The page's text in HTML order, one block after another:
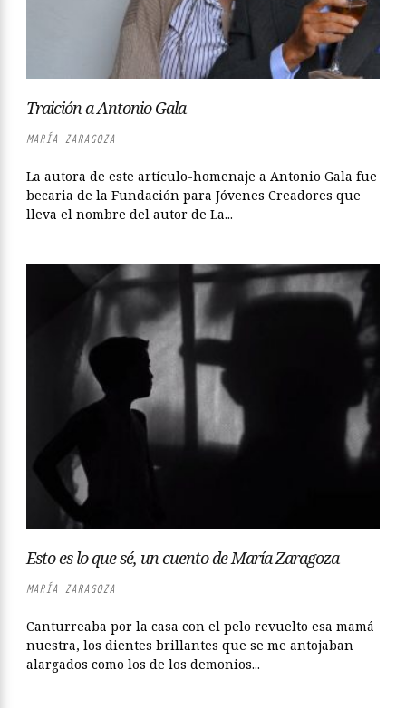
Traición a Antonio Gala
MARÍA ZARAGOZA
La autora de este artículo-homenaje a Antonio Gala fue
becaria de la Fundación para Jóvenes Creadores que
lleva el nombre del autor de La...
Esto es lo que sé, un cuento de María Zaragoza
MARÍA ZARAGOZA
Canturreaba por la casa con el pelo revuelto esa mamá
nuestra, los dientes brillantes que se me antojaban
alargados como los de los demonios...